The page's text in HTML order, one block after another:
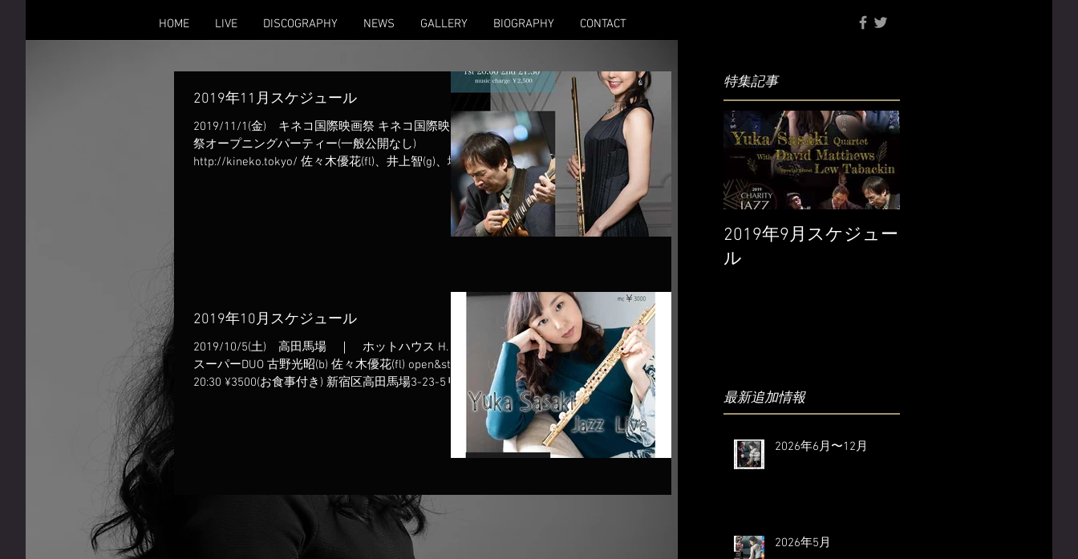
HOME LIVE DISCOGRAPHY NEWS GALLERY BIOGRAPHY CONTACT
2019年11月スケジュール
2019/11/1(金) キネコ国際映画祭 キネコ国際映画
祭オープニングパーティー(一般公開なし)
http://kineko.tokyo/ 佐々木優花(fl)、井上智(g)、増
原巖(b) 2019/11/9(土) 阿佐ヶ谷 ｜ クラヴィー
2019年10月スケジュール
2019/10/5(土) 高田馬場 ｜ ホットハウス H. H.
スーパーDUO 古野光昭(b) 佐々木優花(fl) open&start
20:30 ¥3500(お食事付き) 新宿区高田馬場3-23-5リベ
特集記事
2019年9月スケジュー
ル
​最新追加情報
2026年6月〜12月
2026年5月